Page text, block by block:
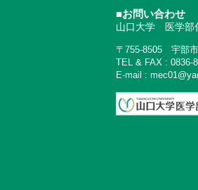
■お問い合わせ
山口大学 医学部
〒755-8505 宇部
TEL & FAX : 0836-
E-mail :